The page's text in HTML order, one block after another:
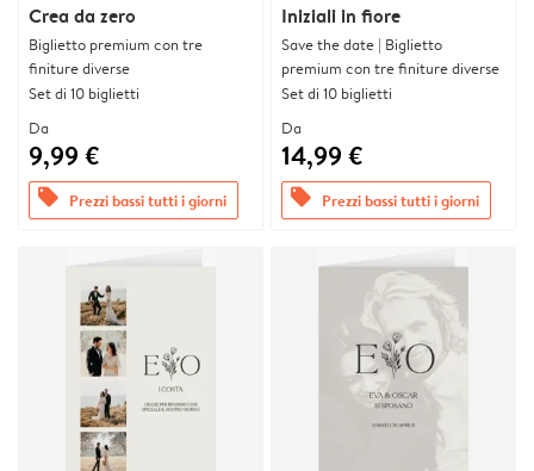
Crea da zero
Biglietto premium con tre
finiture diverse
Set di 10 biglietti
Da
9,99 €
offers Prezzi bassi tutti i giorni
Iniziali in fiore
Save the date | Biglietto
premium con tre finiture diverse
Set di 10 biglietti
Da
14,99 €
offers Prezzi bassi tutti i giorni